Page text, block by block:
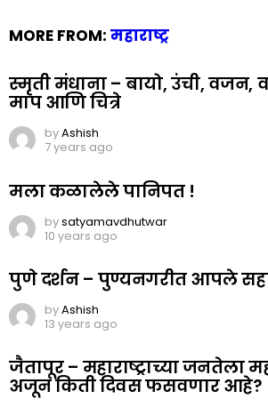
MORE FROM: महाराष्ट्र
स्मृती मंधाना – बायो, उंची, वजन,
माप आणि चित्रे
byAshish
7 years ago
मला कळालेले पानिपत !
bysatyamavdhutwar
10 years ago
पुणे दर्शन – पुण्यनगरीत आपले
byAshish
13 years ago
जैतापूर – महाराष्ट्राच्या जनतेला
अजून किती दिवस फसवणार आहे?